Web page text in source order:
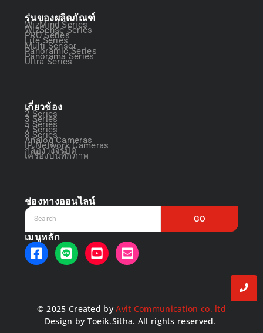
รุ่นของผลิตภัณฑ์
WizMind Series
WizSense Series
PRO Series
Lite Series
Multi Sensor
Panoramic Series
Panorama Series
Ultra Series
เกี่ยวข้อง
2 Series
3 Series
5 Series
7 Series
8 Series
Analog Cameras
IP Network Cameras
กล้องวงจรปิด
เครื่องบันทึกภาพ
ช่องทางออนไลน์
GO
เมนูหลัก
© 2025 Created byAvit Communication co. ltd
Design by Toeik.Sitha. All rights reserved.